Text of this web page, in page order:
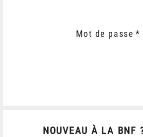
Mot de passe
NOUVEAU À LA BNF